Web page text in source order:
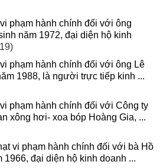
phạm hành chính đối với ông
năm 1972, đại diện hộ kinh
phạm hành chính đối với ông Lê
1988, là người trực tiếp kinh ...
phạm hành chính đối với Công ty
xông hơi- xoa bóp Hoàng Gia, ...
vi phạm hành chính đối với bà Hồ
1966, đại diện hộ kinh doanh ...